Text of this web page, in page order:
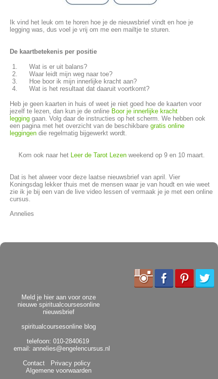
Ik vind het leuk om te horen hoe je de nieuwsbrief vindt en hoe je
legging was, dus voel je vrij om me een mailtje te sturen.
De kaartbetekenis per positie
Wat is er uit balans?
Waar leidt mijn weg naar toe?
Hoe boor ik mijn innerlijke kracht aan?
Wat is het resultaat dat daaruit voortkomt?
Heb je geen kaarten in huis of weet je niet goed hoe de kaarten voor
jezelf te lezen, dan kun je de online Boor je innerlijke kracht
legging gaan. Volg daar de instructies op het scherm. We hebben ook
een pagina met het overzicht van de beschikbare gratis online
leggingen die regelmatig bijgewerkt wordt.
Kom ook naar het Leer de Tarot Lezenweekend op 9 en 10 maart.
Dat is het alweer voor deze laatse nieuwsbrief van april. Vier
Koningsdag lekker thuis met de mensen waar je van houdt en wie weet
zie ik je bij een van de live video lessen of vermaak je je met een online
cursus.
Annelies
Meld je hier aan voor onze
nieuwe spiritualcoursesonline
nieuwsbrief
spiritualcoursesonline blog
telefoon: 010-2840619
email: annelies@engelencursus.nl
Contact
Privacy policy
Algemene voorwaarden